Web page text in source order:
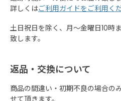
詳しくはご利用ガイドをご利用く
土日祝日を除く、月～金曜日10時
致します。
返品・交換について
商品の間違い・初期不良の場合の